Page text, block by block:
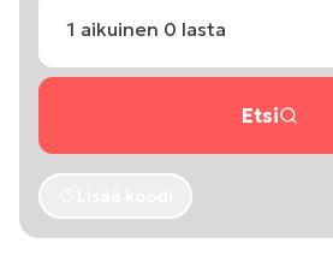
1 aikuinen 0 lasta
Etsi